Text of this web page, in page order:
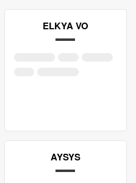
ELKYA VO
AYSYS